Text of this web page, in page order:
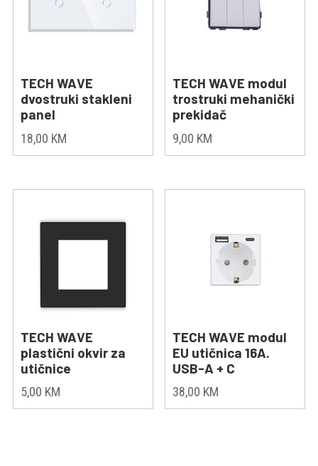
TECH WAVE
dvostruki stakleni
panel
18,00 KM
TECH WAVE modul
trostruki mehanički
prekidač
9,00 KM
TECH WAVE
plastični okvir za
utičnice
5,00 KM
TECH WAVE modul
EU utičnica 16A.
USB-A + C
38,00 KM